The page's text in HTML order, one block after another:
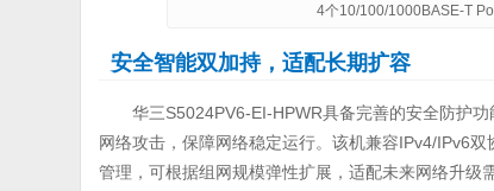
4个10/100/1000BASE-T
安全智能双加持，适配长期扩容
华三S5024PV6-EI-HPWR具备完善的安全防护
网络攻击，保障网络稳定运行。该机兼容IPv4/IPv6
管理，可根据组网规模弹性扩展，适配未来网络升级